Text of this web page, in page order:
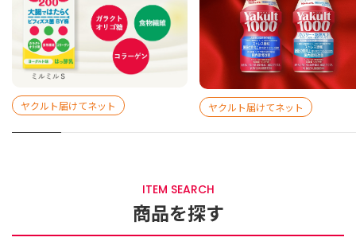
ヤクルト届けてネット ヤクルト届けてネット
ITEM SEARCH
商品を探す